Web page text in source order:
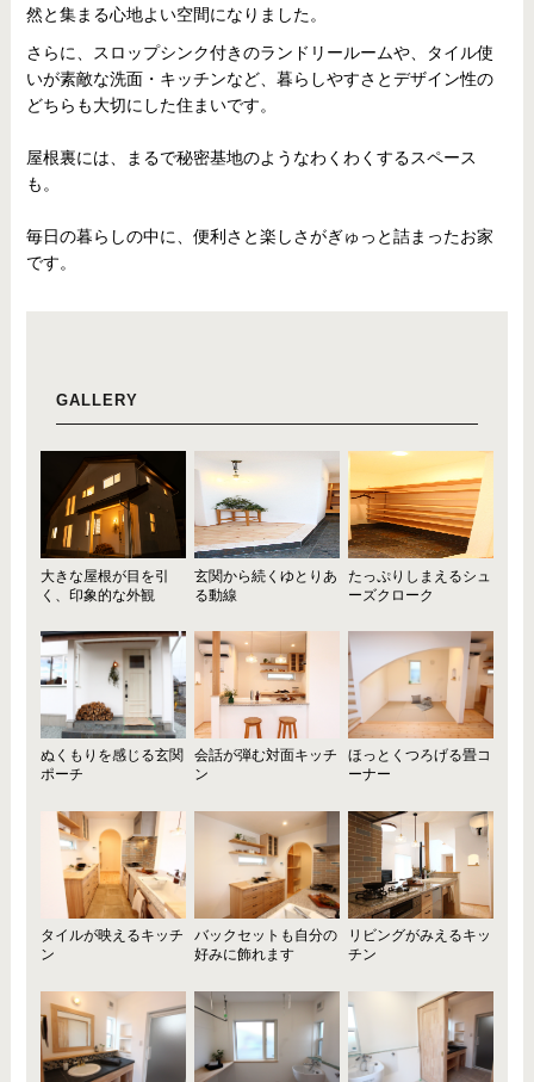
然と集まる心地よい空間になりました。
さらに、スロップシンク付きのランドリールームや、タイル使
いが素敵な洗面・キッチンなど、暮らしやすさとデザイン性の
どちらも大切にした住まいです。
屋根裏には、まるで秘密基地のようなわくわくするスペース
も。
毎日の暮らしの中に、便利さと楽しさがぎゅっと詰まったお家
です。
GALLERY
大きな屋根が目を引
く、印象的な外観
玄関から続くゆとりあ
る動線
たっぷりしまえるシュ
ーズクローク
ぬくもりを感じる玄関
ポーチ
会話が弾む対面キッチ
ン
ほっとくつろげる畳コ
ーナー
タイルが映えるキッチ
ン
バックセットも自分の
好みに飾れます
リビングがみえるキッ
チン